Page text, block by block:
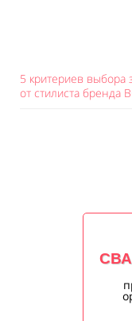
5 критериев выбора
от стилиста бренда